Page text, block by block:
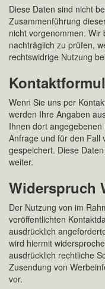
Diese Daten sind nicht
Zusammenführung
nicht vorgenommen. Wir
nachträglich zu prüfen,
rechtswidrige Nutzung
Wenn Sie uns per
werden Ihre Angaben
Ihnen dort
Anfrage und für den Fall
gespeichert. Diese
weiter.
Widerspruch
Der Nutzung von im
veröffentlichten
ausdrücklich
wird hiermit
ausdrücklich rechtliche
Zusendung von
vor.